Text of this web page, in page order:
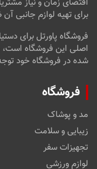
اقتضای زمان و نیاز
برای تهیه لوازم جانبی
فروشگاه پاورتل برای
اصلی این فروشگاه است،
شده در فروشگاه خود
فروشگاه
مد و پوشاک
زیبایی و سلامت
تجهیزات سفر
لوازم ورزشی